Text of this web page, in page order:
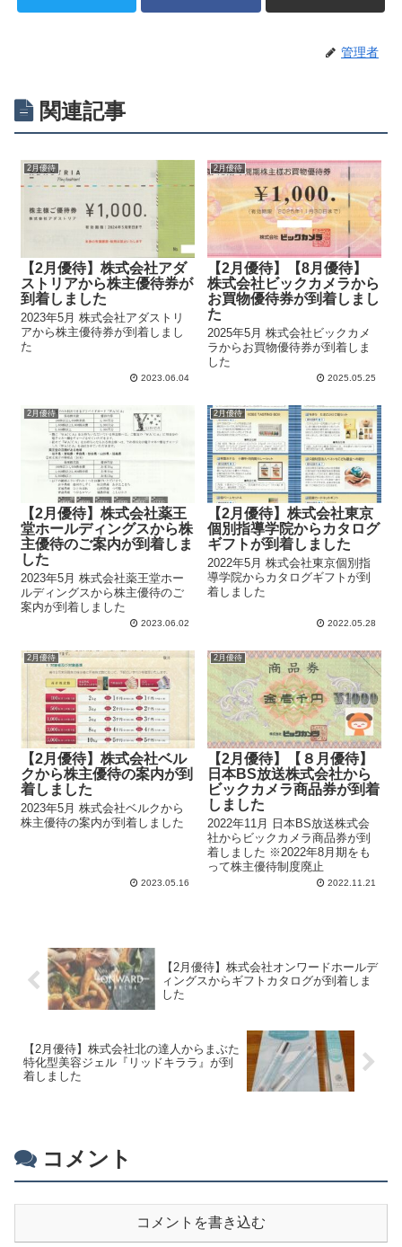
管理者
関連記事
2月優待
【2月優待】株式会社アダ
ストリアから株主優待券が
到着しました
2023年5月 株式会社アダストリ
アから株主優待券が到着しまし
た
2023.06.04
2月優待
【2月優待】【8月優待】
株式会社ビックカメラから
お買物優待券が到着しまし
た
2025年5月 株式会社ビックカメ
ラからお買物優待券が到着しま
した
2025.05.25
2月優待
【2月優待】株式会社薬王
堂ホールディングスから株
主優待のご案内が到着しま
した
2023年5月 株式会社薬王堂ホー
ルディングスから株主優待のご
案内が到着しました
2023.06.02
2月優待
【2月優待】株式会社東京
個別指導学院からカタログ
ギフトが到着しました
2022年5月 株式会社東京個別指
導学院からカタログギフトが到
着しました
2022.05.28
2月優待
【2月優待】株式会社ベル
クから株主優待の案内が到
着しました
2023年5月 株式会社ベルクから
株主優待の案内が到着しました
2023.05.16
2月優待
【2月優待】【８月優待】
日本BS放送株式会社から
ビックカメラ商品券が到着
しました
2022年11月 日本BS放送株式会
社からビックカメラ商品券が到
着しました ※2022年8月期をも
って株主優待制度廃止
2022.11.21
【2月優待】株式会社オンワードホールデ
ィングスからギフトカタログが到着しま
した
【2月優待】株式会社北の達人からまぶた
特化型美容ジェル『リッドキララ』が到
着しました
コメント
コメントを書き込む